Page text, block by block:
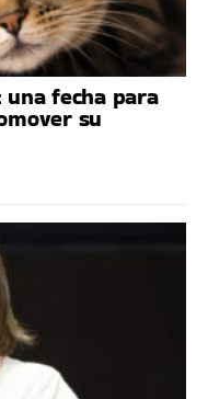
una fecha para
su